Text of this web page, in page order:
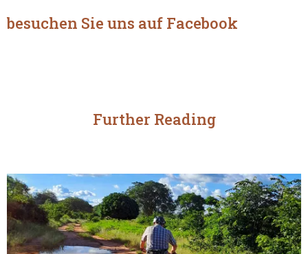
besuchen Sie uns auf Facebook
Further Reading